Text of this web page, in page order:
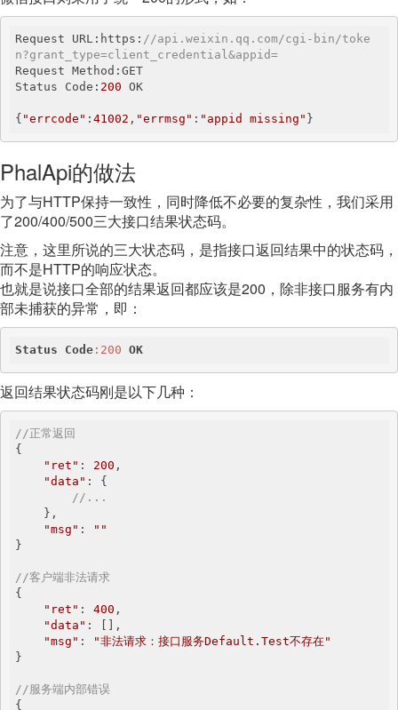
Request URL:https: //api.weixin.qq.com/cgi-bin/toke
n?grant_type=client_credential&appid=
Request Method:GET
Status Code: 200 OK
{ "errcode" : 41002 , "errmsg" : "appid missing" }
PhalApi的做法
为了与HTTP保持一致性，同时降低不必要的复杂性，我们采用
了200/400/500三大接口结果状态码。
注意，这里所说的三大状态码，是指接口返回结果中的状态码，
而不是HTTP的响应状态。
也就是说接口全部的结果返回都应该是200，除非接口服务有内
部未捕获的异常，即：
Status Code :200 OK
返回结果状态码刚是以下几种：
//正常返回
{
"ret" : 200 ,
"data" : {
//...
"msg" :
""
}
//客户端非法请求
{
"ret" : 400 ,
"data" : [],
"msg" :
"非法请求：接口服务Default.Test不存在"
}
//服务端内部错误
{